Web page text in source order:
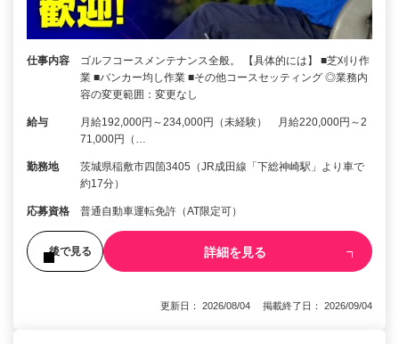
仕事内容
ゴルフコースメンテナンス全般。 【具体的には】 ■芝刈り作
業 ■バンカー均し作業 ■その他コースセッティング ◎業務内
容の変更範囲：変更なし
給与
月給192,000円～234,000円（未経験） 月給220,000円～2
71,000円（…
勤務地
茨城県稲敷市四箇3405（JR成田線「下総神崎駅」より車で
約17分）
応募資格 普通自動車運転免許（AT限定可）
後で見る 詳細を見る
更新日： 2026/08/04 掲載終了日： 2026/09/04